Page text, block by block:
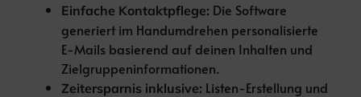
Einfache Kontaktpflege: Die Software
generiert im Handumdrehen personalisierte
E-Mails basierend auf deinen Inhalten und
Zielgruppeninformationen.
Zeitersparnis inklusive: Listen-Erstellung und